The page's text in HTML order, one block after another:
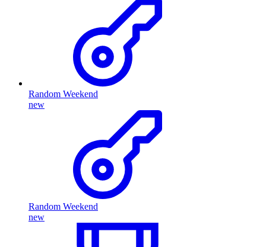
Random Weekend
new
Random Weekend
new